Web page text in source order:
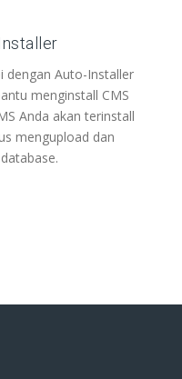
dengan Auto-Installer
menginstall CMS
Anda akan terinstall
mengupload dan